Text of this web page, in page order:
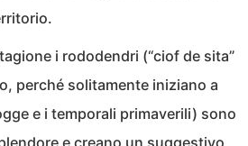
i rododendri (“ciof de sita”
perché solitamente iniziano a
e i temporali primaverili) sono